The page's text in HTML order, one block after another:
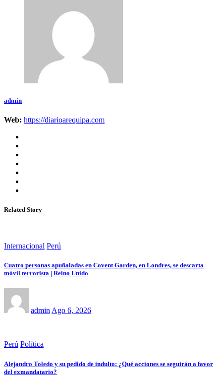
admin
Web: https://diarioarequipa.com
Related Story
Internacional Perú
Cuatro personas apuñaladas en Covent Garden, en Londres, se descarta
móvil terrorista | Reino Unido
adminAgo 6, 2026
Perú Política
Alejandro Toledo y su pedido de indulto: ¿Qué acciones se seguirán a favor
del exmandatario?